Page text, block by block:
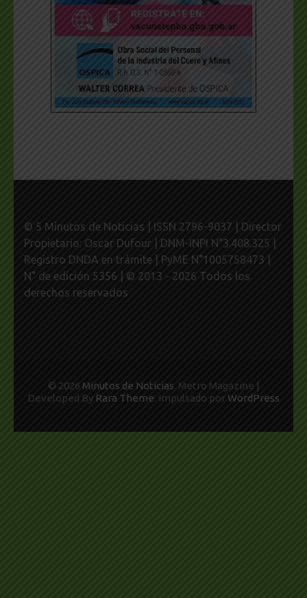
© 5 Minutos de Noticias | ISSN 2796-9037 | Director
Propietario: Oscar Dufour | DNM-INPI N°3.408.325 |
Registro DNDA en trámite | PyME N°1005758473 |
N° de edición 5356 | © 2013 - 2026 Todos los
derechos reservados
© 2026 Minutos de Noticias. Metro Magazine |
Developed By Rara Theme. Impulsado por WordPress